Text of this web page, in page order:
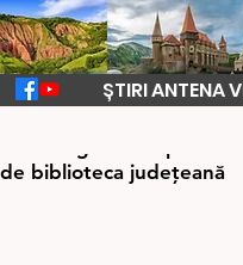
ȘTIRI ANTENA
de biblioteca județeană